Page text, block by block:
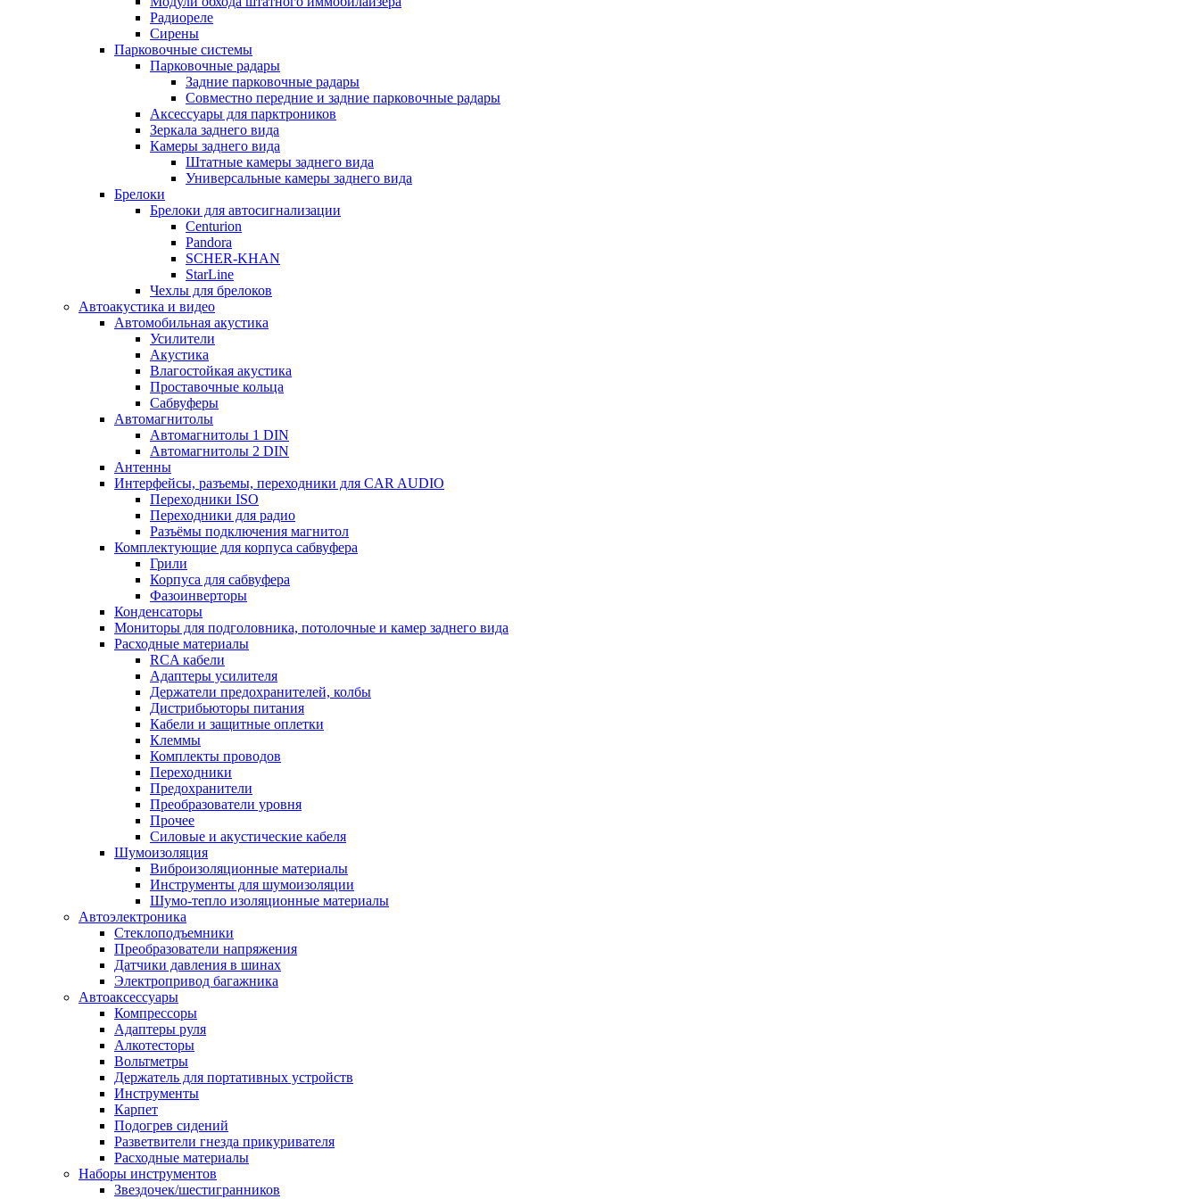
Радиореле
Сирены
Парковочные системы
Парковочные радары
Задние парковочные радары
Совместно передние и задние парковочные радары
Аксессуары для парктроников
Зеркала заднего вида
Камеры заднего вида
Штатные камеры заднего вида
Универсальные камеры заднего вида
Брелоки
Брелоки для автосигнализации
Centurion
Pandora
SCHER-KHAN
StarLine
Чехлы для брелоков
Автоакустика и видео
Автомобильная акустика
Усилители
Акустика
Влагостойкая акустика
Проставочные кольца
Сабвуферы
Автомагнитолы
Автомагнитолы 1 DIN
Автомагнитолы 2 DIN
Антенны
Интерфейсы, разъемы, переходники для CAR AUDIO
Переходники ISO
Переходники для радио
Разъёмы подключения магнитол
Комплектующие для корпуса сабвуфера
Грили
Корпуса для сабвуфера
Фазоинверторы
Конденсаторы
Мониторы для подголовника, потолочные и камер заднего вида
Расходные материалы
RCA кабели
Адаптеры усилителя
Держатели предохранителей, колбы
Дистрибьюторы питания
Кабели и защитные оплетки
Клеммы
Комплекты проводов
Переходники
Предохранители
Преобразователи уровня
Прочее
Силовые и акустические кабеля
Шумоизоляция
Виброизоляционные материалы
Инструменты для шумоизоляции
Шумо-тепло изоляционные материалы
Автоэлектроника
Стеклоподъемники
Преобразователи напряжения
Датчики давления в шинах
Электропривод багажника
Автоаксессуары
Компрессоры
Адаптеры руля
Алкотесторы
Вольтметры
Держатель для портативных устройств
Инструменты
Карпет
Подогрев сидений
Разветвители гнезда прикуривателя
Расходные материалы
Наборы инструментов
Звездочек/шестигранников